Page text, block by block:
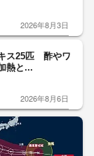
2026年8月3日
ス25匹 酢やワ
熱と...
2026年8月6日